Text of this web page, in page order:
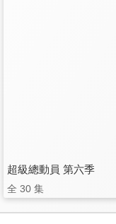
超級總動員 第六季
全 30 集